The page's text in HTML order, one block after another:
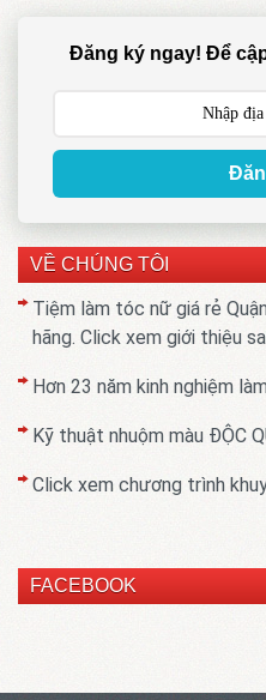
Đăng ký ngay! Để
VỀ CHÚNG TÔI
Tiệm làm tóc nữ giá rẻ
hãng. Click xem giới thiệu
Hơn 23 năm kinh nghiệm
Kỹ thuật nhuộm màu ĐỘC
Click xem chương trình
FACEBOOK